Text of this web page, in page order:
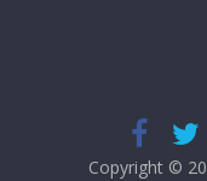
Copyright ©